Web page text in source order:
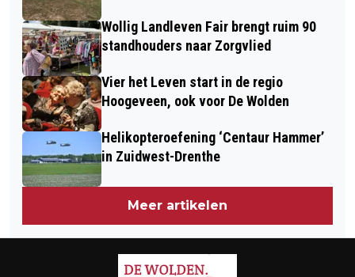
Wollig Landleven Fair brengt ruim 90
standhouders naar Zorgvlied
Vier het Leven start in de regio
Hoogeveen, ook voor De Wolden
Helikopteroefening ‘Centaur Hammer’
in Zuidwest-Drenthe
Meer artikelen